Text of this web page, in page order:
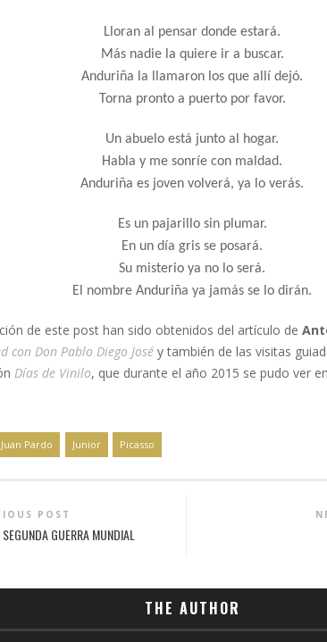
Lloran al pensar donde estará.
Más nadie la quiere ir a buscar.
Anduriña la llamaron los que allí dejó.
Torna pronto a puerto por favor.
Un abuelo está junto al hogar.
Habla y me sonríe con maldad.
Anduriña es joven volverá, ya lo verás.
Es un pajarillo sin plumar.
En un día gris se posará.
Su misterio ya no lo será.
El nombre Anduriña ya jamás se lo dirán.
de este post han sido obtenidos del artículo de
con Don Pablo Diego José y también de las visitas
Días de Vinilo, que durante el año 2015 se pudo ver
Juan Pardo Junior Picasso
POST
GUERRA MUNDIAL
THE AUTHOR